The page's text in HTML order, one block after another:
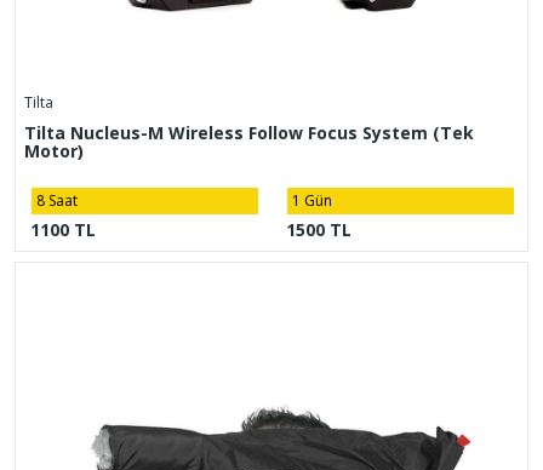
Tilta
Tilta Nucleus-M Wireless Follow Focus System (Tek
Motor)
8 Saat
1100 TL
1 Gün
1500 TL